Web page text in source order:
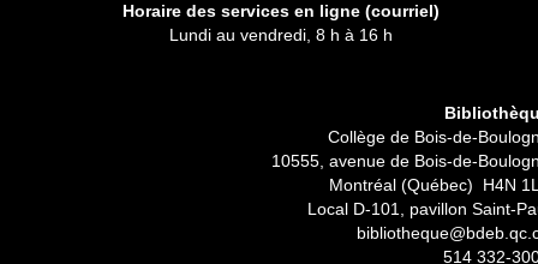
Horaire des services en ligne (courriel)
Lundi au vendredi, 8 h à 16 h
Collège de Bois-de-
10555, avenue de Bois-de-
Montréal (Québec) H4N
Local D-101, pavillon Saint-
514 332-